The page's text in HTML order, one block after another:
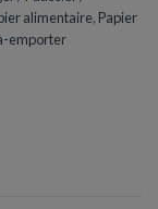
alimentaire, Papier
emporter